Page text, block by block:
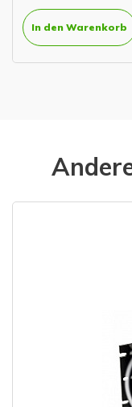
In den Warenkorb